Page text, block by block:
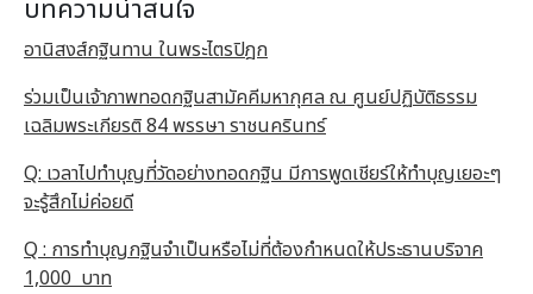
บทความน่าสนใจ
อานิสงส์กฐินทาน ในพระไตรปิฎก
ร่วมเป็นเจ้าภาพทอดกฐินสามัคคีมหากุศล ณ ศูนย์ปฏิบัติธรรม
เฉลิมพระเกียรติ 84 พรรษา ราชนครินทร์
Q: เวลาไปทำบุญที่วัดอย่างทอดกฐิน มีการพูดเชียร์ให้ทำบุญเยอะๆ
จะรู้สึกไม่ค่อยดี
Q : การทําบุญกฐินจําเป็นหรือไม่ที่ต้องกําหนดให้ประธานบริจาค
1,000 บาท